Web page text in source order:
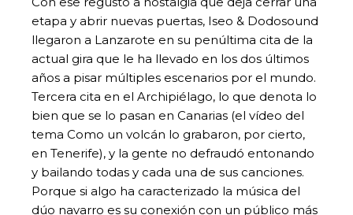
etapa y abrir nuevas puertas, Iseo & Dodosound
llegaron a Lanzarote en su penúltima cita de la
actual gira que le ha llevado en los dos últimos
años a pisar múltiples escenarios por el mundo.
Tercera cita en el Archipiélago, lo que denota lo
bien que se lo pasan en Canarias (el vídeo del
tema Como un volcán lo grabaron, por cierto,
en Tenerife), y la gente no defraudó entonando
y bailando todas y cada una de sus canciones.
Porque si algo ha caracterizado la música del
dúo navarro es su conexión con un público más